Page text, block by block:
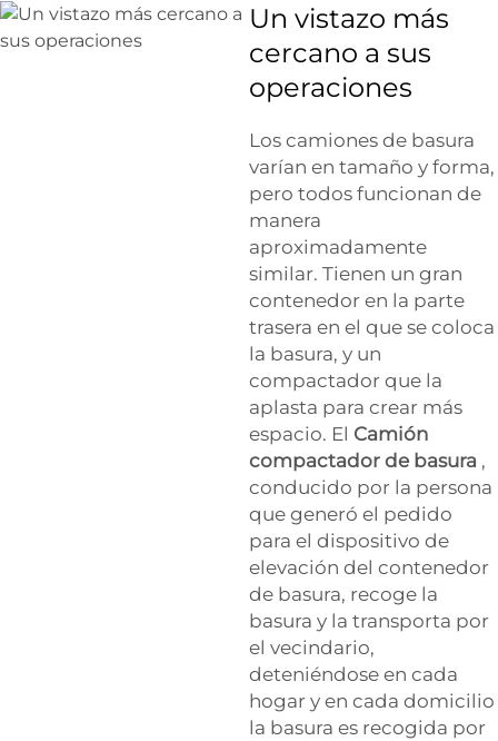
Un vistazo más
cercano a sus
operaciones
Los camiones de basura
varían en tamaño y forma,
pero todos funcionan de
manera
aproximadamente
similar. Tienen un gran
contenedor en la parte
trasera en el que se coloca
la basura, y un
compactador que la
aplasta para crear más
espacio. El Camión
compactador de basura ,
conducido por la persona
que generó el pedido
para el dispositivo de
elevación del contenedor
de basura, recoge la
basura y la transporta por
el vecindario,
deteniéndose en cada
hogar y en cada domicilio
la basura es recogida por